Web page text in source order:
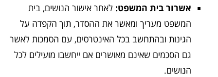
אשרור בית המשפט: לאחר אישור הנושים, בית
המשפט מעריך ומאשר את ההסדר, תוך הקפדה על
הגינות ובהתחשב בכל האינטרסים, עם הסמכות לאשר
גם הסכמים שאינם מאושרים אם ייחשבו מועילים לכל
הנושים.